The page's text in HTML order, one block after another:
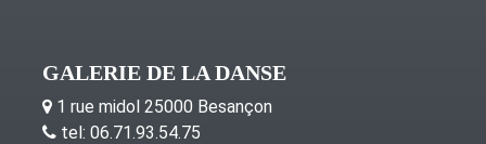
GALERIE DE LA DANSE
1 rue midol 25000 Besançon
tel: 06.71.93.54.75